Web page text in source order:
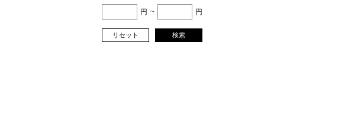
円 ~ 円
リセット 検索